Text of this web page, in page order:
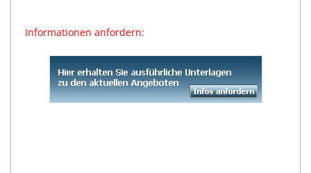
Informationen anfordern: